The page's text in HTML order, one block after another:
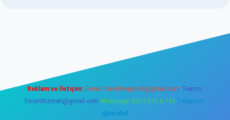
Reklam ve İletişim: E-mail: backlinkpaneli@gmail.com Teams:
forumhizmeti@gmail.com Whatsapp: 0262 606 0 726 Telegram:
@karabul